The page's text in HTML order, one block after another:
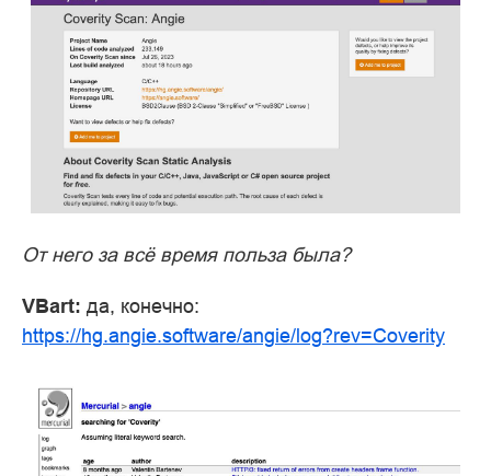
От него за всё время польза была?
VBart: да, конечно:
https://hg.angie.software/angie/log?rev=Coverity